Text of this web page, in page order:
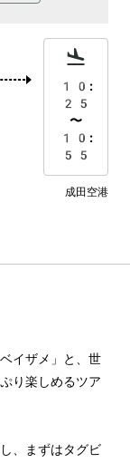
10:
25
〜
10:
55
成田空港
イザメ」と、世
り楽しめるツア
、まずはタグビ